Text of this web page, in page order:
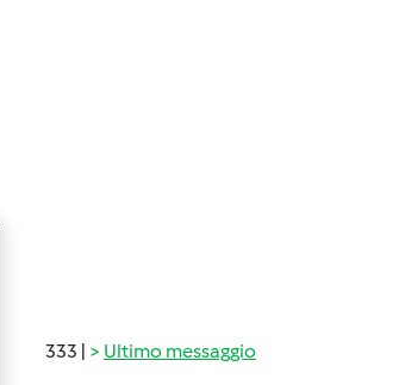
333 | Ultimo messaggio